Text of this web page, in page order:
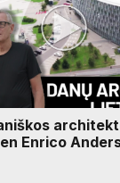
Enrico